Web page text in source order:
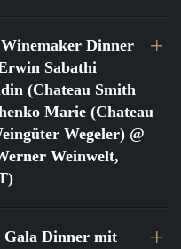
Dinner
Sabathi
(Chateau Smith
Marie (Chateau
Wegeler) @
Weinwelt,
Gala Dinner mit